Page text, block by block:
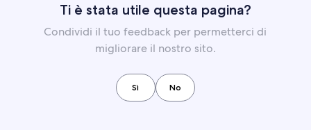
Ti è stata utile questa pagina?
Condividi il tuo feedback per permetterci di
migliorare il nostro sito.
Sì No